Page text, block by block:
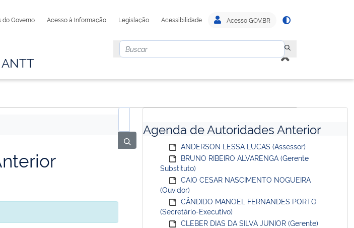
do Governo Acesso à Informação Legislação Acessibilidade Acesso GOV.BR
Agenda de Autoridades Anterior
ANDERSON LESSA LUCAS (Assessor)
BRUNO RIBEIRO ALVARENGA (Gerente
Substituto)
CAIO CESAR NASCIMENTO NOGUEIRA
(Ouvidor)
CÂNDIDO MANOEL FERNANDES PORTO
(Secretário-Executivo)
CLEBER DIAS DA SILVA JUNIOR (Gerente)